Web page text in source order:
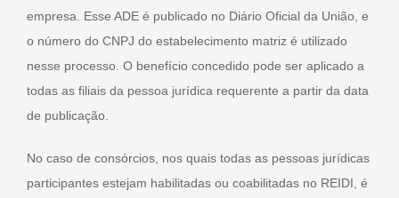
empresa. Esse ADE é publicado no Diário Oficial da União, e
o número do CNPJ do estabelecimento matriz é utilizado
nesse processo. O benefício concedido pode ser aplicado a
todas as filiais da pessoa jurídica requerente a partir da data
de publicação.
No caso de consórcios, nos quais todas as pessoas jurídicas
participantes estejam habilitadas ou coabilitadas no REIDI, é